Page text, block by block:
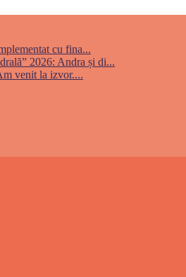
cu fina...
2026: Andra și di...
venit la izvor....